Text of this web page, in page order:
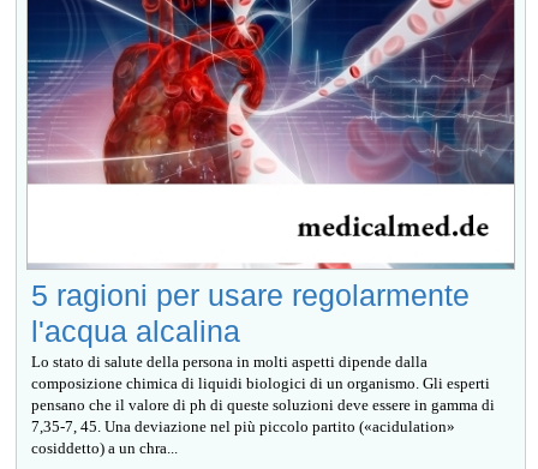
5 ragioni per usare regolarmente
l'acqua alcalina
Lo stato di salute della persona in molti aspetti dipende dalla
composizione chimica di liquidi biologici di un organismo. Gli esperti
pensano che il valore di ph di queste soluzioni deve essere in gamma di
7,35-7, 45. Una deviazione nel più piccolo partito («acidulation»
cosiddetto) a un chra...